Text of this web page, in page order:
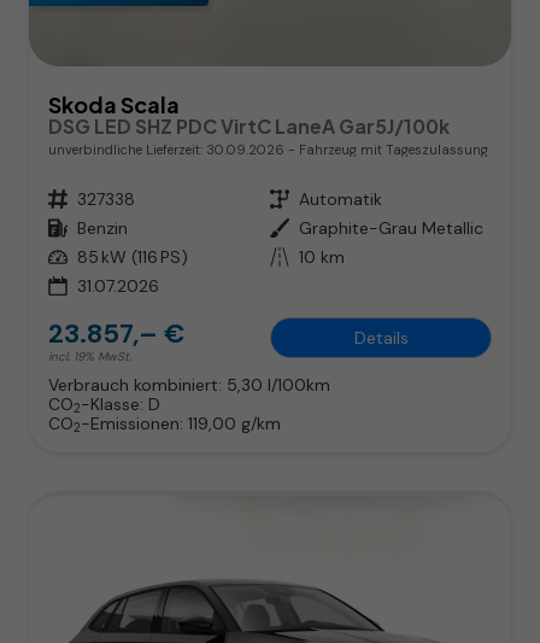
Skoda Scala
DSG LED SHZ PDC VirtC LaneA Gar5J/100k
unverbindliche Lieferzeit: 30.09.2026 Fahrzeug mit Tageszulassung
Fahrzeugnr. 327338 Getriebe Automatik
Kraftstoff Benzin Außenfarbe Graphite-Grau Metallic
Leistung 85 kW (116 PS) Kilometerstand 10 km
31.07.2026
23.857,– €
incl. 19% MwSt.
Details
Verbrauch kombiniert: 5,30 l/100km
CO2-Klasse: D
CO2-Emissionen: 119,00 g/km